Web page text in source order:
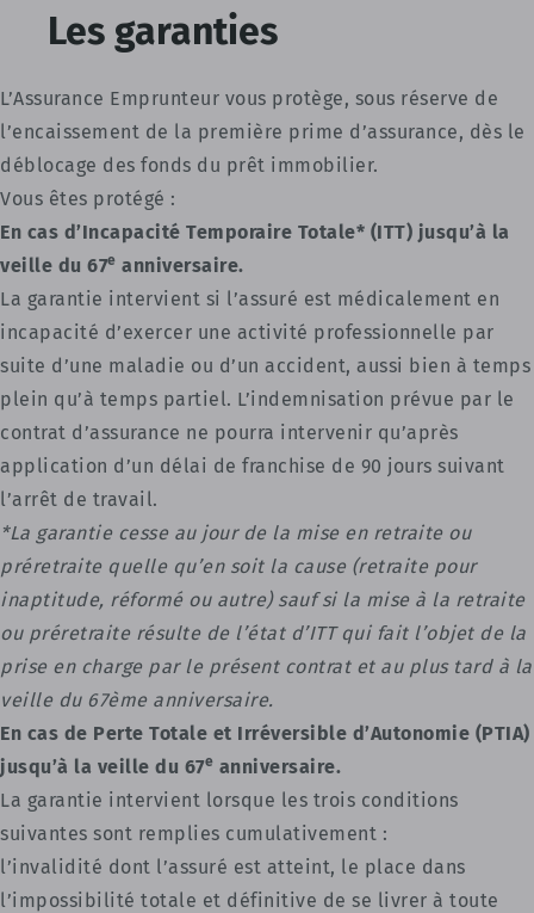
Les garanties
L’Assurance Emprunteur vous protège, sous réserve de
l’encaissement de la première prime d’assurance, dès le
déblocage des fonds du prêt immobilier.
Vous êtes protégé :
En cas d’Incapacité Temporaire Totale* (ITT) jusqu’à la
veille du 67e anniversaire.
La garantie intervient si l’assuré est médicalement en
incapacité d’exercer une activité professionnelle par
suite d’une maladie ou d’un accident, aussi bien à temps
plein qu’à temps partiel. L’indemnisation prévue par le
contrat d’assurance ne pourra intervenir qu’après
application d’un délai de franchise de 90 jours suivant
l’arrêt de travail.
*La garantie cesse au jour de la mise en retraite ou
préretraite quelle qu’en soit la cause (retraite pour
inaptitude, réformé ou autre) sauf si la mise à la retraite
ou préretraite résulte de l’état d’ITT qui fait l’objet de la
prise en charge par le présent contrat et au plus tard à la
veille du 67ème anniversaire.
En cas de Perte Totale et Irréversible d’Autonomie (PTIA)
jusqu’à la veille du 67e anniversaire.
La garantie intervient lorsque les trois conditions
suivantes sont remplies cumulativement :
l’invalidité dont l’assuré est atteint, le place dans
l’impossibilité totale et définitive de se livrer à toute